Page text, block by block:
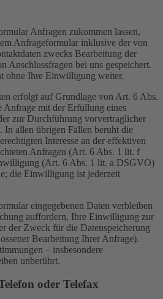
Anfragen zukommen lassen,
Anfrageformular inklusive der von
zwecks Bearbeitung der
Anschlussfragen bei uns gespeichert.
ohne Ihre Einwilligung weiter.
erfolgt auf Grundlage von Art. 6 Abs.
mit der Erfüllung eines
zur Durchführung vorvertraglicher
In allen übrigen Fällen beruht die
Interesse an der effektiven
Anfragen (Art. 6 Abs. 1 lit. f
(Art. 6 Abs. 1 lit. a DSGVO)
die Einwilligung ist jederzeit
eingegebenen Daten verbleiben
auffordern, Ihre Einwilligung zur
der Zweck für die Datenspeicherung
Bearbeitung Ihrer Anfrage).
– insbesondere
unberührt.
oder Telefax